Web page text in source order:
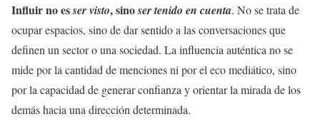
Influir no esser visto, sinoser tenido en cuenta. No se trata de
ocupar espacios, sino de dar sentido a las conversaciones que
definen un sector o una sociedad. La influencia auténtica no se
mide por la cantidad de menciones ni por el eco mediático, sino
por la capacidad de generar confianza y orientar la mirada de los
demás hacia una dirección determinada.